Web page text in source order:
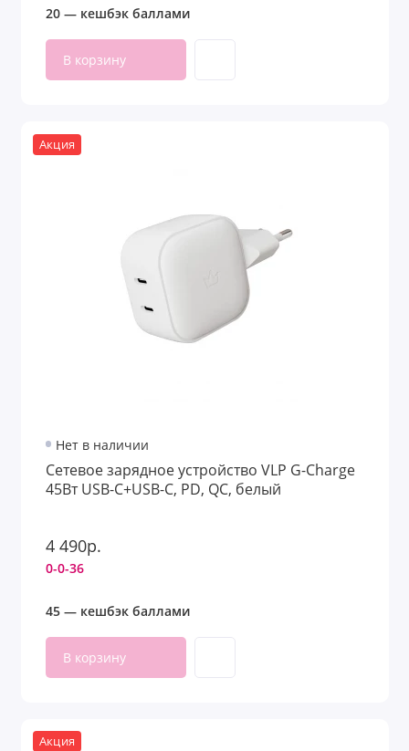
20 — кешбэк баллами
В корзину
Акция
Нет в наличии
Сетевое зарядное устройство VLP G-Charge
45Вт USB-C+USB-C, PD, QC, белый
4 490р.
0-0-36
45 — кешбэк баллами
В корзину
Акция